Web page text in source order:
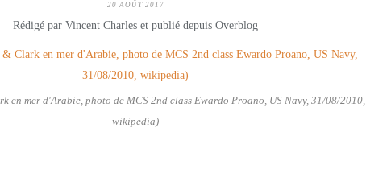
20 AOÛT 2017
Rédigé par Vincent Charles et publié depuis Overblog
en mer d'Arabie, photo de MCS 2nd class Ewardo Proano, US Navy, 31/08/2010,
wikipedia)